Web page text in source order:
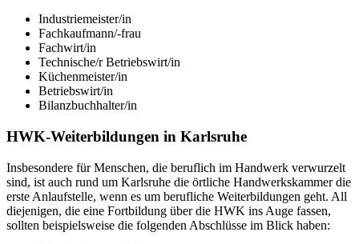
Industriemeister/in
Fachkaufmann/-frau
Fachwirt/in
Technische/r Betriebswirt/in
Küchenmeister/in
Betriebswirt/in
Bilanzbuchhalter/in
HWK-Weiterbildungen in Karlsruhe
Insbesondere für Menschen, die beruflich im Handwerk verwurzelt
sind, ist auch rund um Karlsruhe die örtliche Handwerkskammer die
erste Anlaufstelle, wenn es um berufliche Weiterbildungen geht. All
diejenigen, die eine Fortbildung über die HWK ins Auge fassen,
sollten beispielsweise die folgenden Abschlüsse im Blick haben: